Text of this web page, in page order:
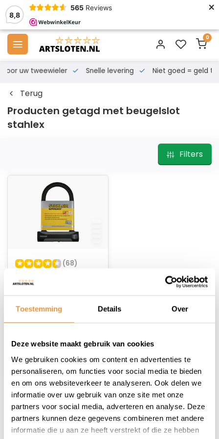
Toestemming Details Over
Deze website maakt gebruik van cookies
We gebruiken cookies om content en advertenties te
personaliseren, om functies voor social media te bieden
en om ons websiteverkeer te analyseren. Ook delen we
informatie over uw gebruik van onze site met onze
partners voor social media, adverteren en analyse. Deze
partners kunnen deze gegevens combineren met andere
informatie die u aan ze heeft verstrekt of die ze hebben
8,8
565 Reviews ×
0
voor uw tweewieler Snelle levering Niet goed = geld
Terug
Producten getagd met beugelslot
stahlex
Filters
(68)
180x245mm MBT
4051
Op voorraad
1